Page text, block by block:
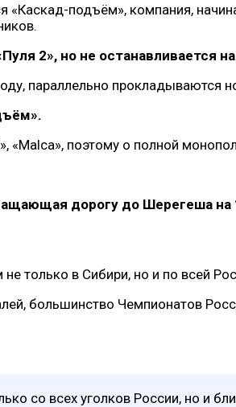
«Каскад-подъём», компания,
2», но не останавливается
параллельно прокладываются
«Malca», поэтому о полной
дорогу до Шерегеша на
только в Сибири, но и по всей
большинство Чемпионатов
со всех уголков России, но и